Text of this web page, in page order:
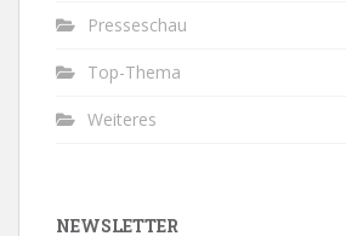
Presseschau
Top-Thema
Weiteres
NEWSLETTER